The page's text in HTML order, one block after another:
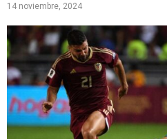
14 noviembre, 2024